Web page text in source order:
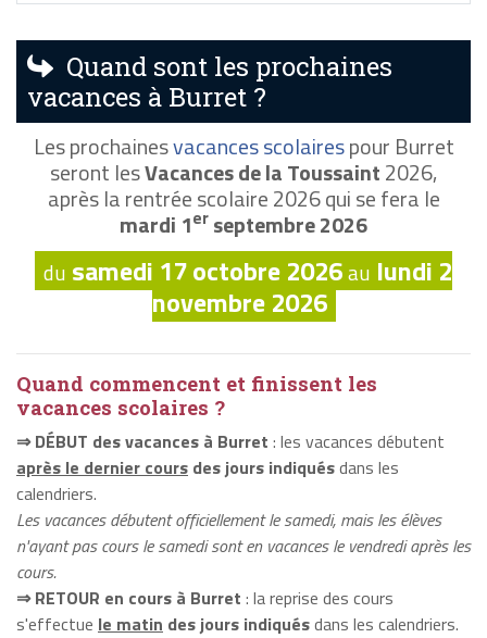
Quand sont les prochaines
vacances à Burret ?
Les prochainesvacances scolairespour Burret
seront lesVacances de la Toussaint2026,
après la rentrée scolaire 2026 qui se fera le
mardi 1er septembre 2026
du samedi 17 octobre 2026au lundi 2
novembre 2026
Quand commencent et finissent les
vacances scolaires ?
⇒ DÉBUT des vacances à Burret : les vacances débutent
après le dernier cours des jours indiquésdans les
calendriers.
Les vacances débutent officiellement le samedi, mais les élèves
n'ayant pas cours le samedi sont en vacances le vendredi après les
cours.
⇒ RETOUR en cours à Burret : la reprise des cours
s'effectue le matin des jours indiquésdans les calendriers.